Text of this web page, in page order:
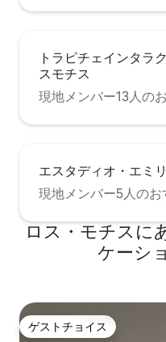
トラピチェインタラ
スモチス
現地メンバー13人の
エスタディオ・エミ
現地メンバー5人のお
ロス・モチスに
ケーシ
ゲストチョイス
ゲストチョイス